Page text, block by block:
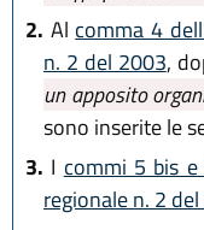
2. Al comma 4
n. 2 del 2003,
un apposito
sono inserite le
3. I commi 5 bis
regionale n. 2